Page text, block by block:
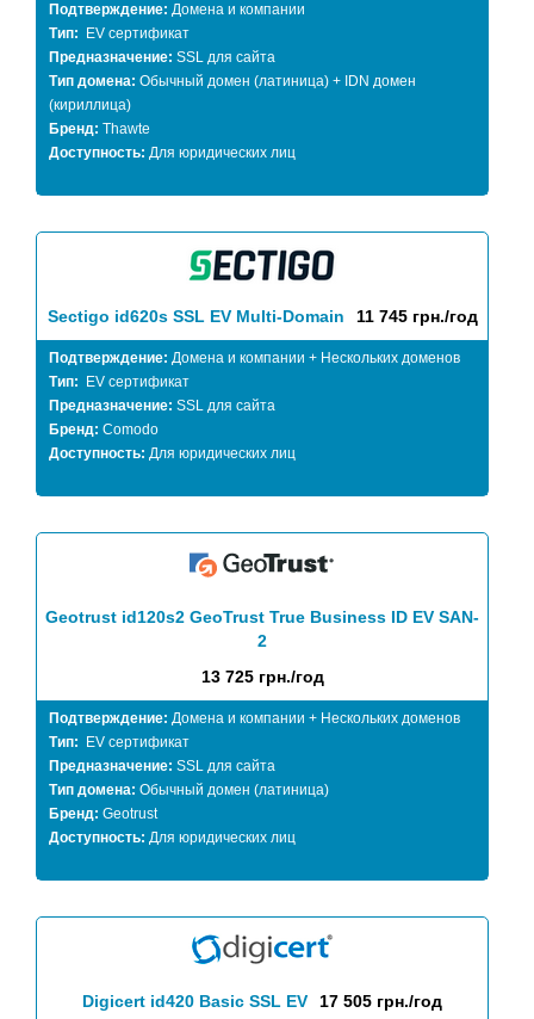
Подтверждение: Домена и компании
Тип:
EV сертификат
Предназначение: SSL для сайта
Тип домена: Обычный домен (латиница) + IDN домен
(кириллица)
Бренд: Thawte
Доступность: Для юридических лиц
Sectigo id620s SSL EV Multi-Domain 11 745 грн./год
Подтверждение: Домена и компании + Нескольких доменов
Тип:
EV сертификат
Предназначение: SSL для сайта
Бренд: Comodo
Доступность: Для юридических лиц
Geotrust id120s2 GeoTrust True Business ID EV SAN-
2
13 725 грн./год
Подтверждение: Домена и компании + Нескольких доменов
Тип:
EV сертификат
Предназначение: SSL для сайта
Тип домена: Обычный домен (латиница)
Бренд: Geotrust
Доступность: Для юридических лиц
Digicert id420 Basic SSL EV 17 505 грн./год